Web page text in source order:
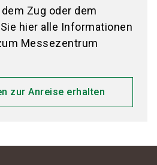
Zug oder dem
hier alle Informationen
Messezentrum
zur Anreise erhalten